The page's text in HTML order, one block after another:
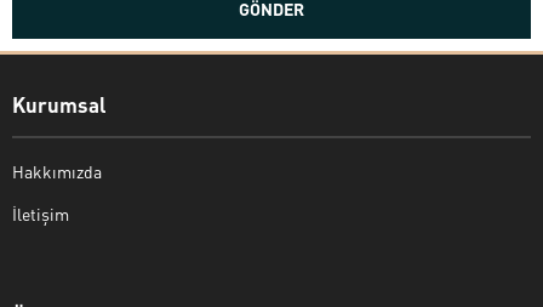
Kurumsal
Hakkımızda
İletişim